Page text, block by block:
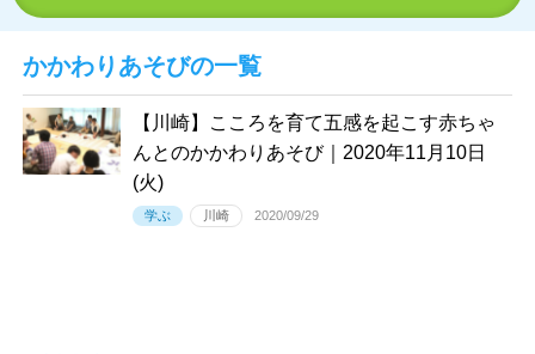
かかわりあそびの一覧
【川崎】こころを育て五感を起こす赤ちゃ
んとのかかわりあそび｜2020年11月10日
(火)
学ぶ 川崎 2020/09/29